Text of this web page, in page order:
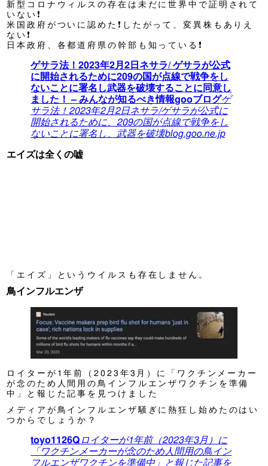
新型コロナウィルスの存在は未だに世界中で証明されて
いない❗
米国政府がついに認めた❗したがって、変異株もありえ
ない❗
日本政府、各都道府県の幹部も知っている❗
ゲサラ法！2023年2月2日ネサラ/ ゲサラが公式
に開始されるために209の国が点線で戦争をし
ないことに署名し武器を破壊することに同意し
ました！ – みんなが知るべき情報gooブログゲ
サラ法！2023年2月2日ネサラ/ゲサラが公式に
開始されるために、209の国が点線で戦争をし
ないことに署名し、武器を破壊blog.goo.ne.jp
エイズは全くの嘘
「エイズ」というウイルスも存在しません。
鳥インフルエンザ
ロイターが1年前（2023年3月）に「ワクチンメーカー
が念のため人間用の鳥インフルエンザワクチンを準備
中」と報じた記事を見つけました
メディアが鳥インフルエンザ騒ぎに熱狂し始めたのはい
つからでしょうか？
toyo1126Q ロイターが1年前（2023年3月）に
「ワクチンメーカーが念のため人間用の鳥イン
フルエンザワクチンを準備中」と報じた記事を